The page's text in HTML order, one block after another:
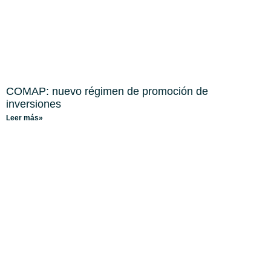
COMAP: nuevo régimen de promoción de
inversiones
Leer más»